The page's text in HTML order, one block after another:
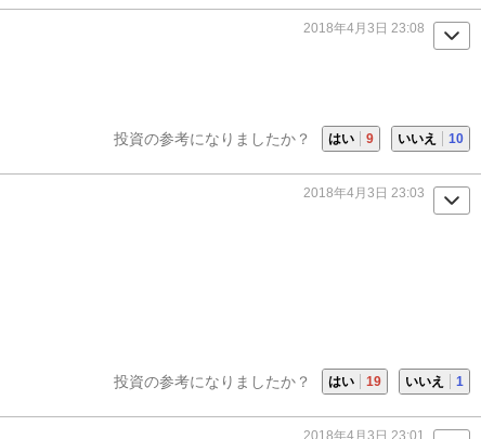
2018年4月3日 23:08
投資の参考になりましたか？ はい 9 いいえ 10
2018年4月3日 23:03
投資の参考になりましたか？ はい 19 いいえ 1
2018年4月3日 23:01